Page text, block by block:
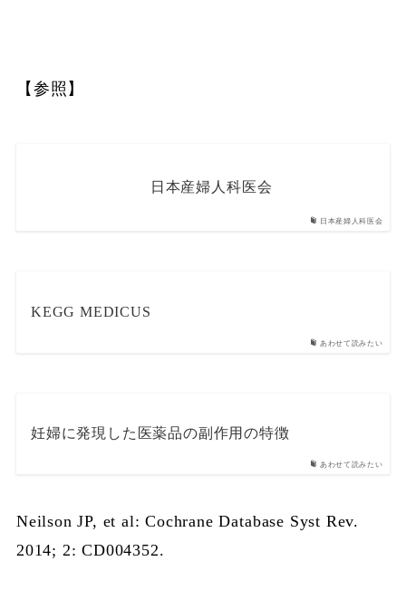
【参照】
日本産婦人科医会
日本産婦人科医会
あわせて読みたい
KEGG MEDICUS
あわせて読みたい
妊婦に発現した医薬品の副作用の特徴
Neilson JP, et al: Cochrane Database Syst Rev.
2014; 2: CD004352.